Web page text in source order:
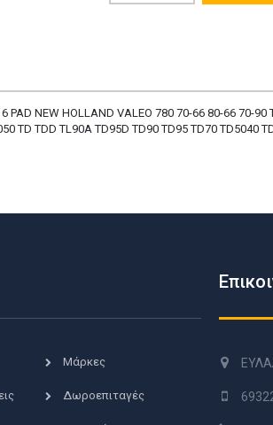
NEW HOLLAND VALEO 780 70-66 80-66 70-90
TD TDD TL90A TD95D TD90 TD95 TD70 TD5040
Μάρκες
Δωροεπιταγές